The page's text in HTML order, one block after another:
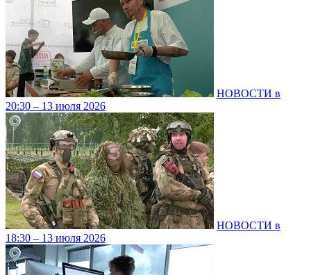
НОВОСТИ в
20:30 – 13 июля 2026
НОВОСТИ в
18:30 – 13 июля 2026